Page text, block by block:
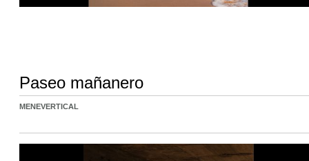
Paseo mañanero
MENEVERTICAL